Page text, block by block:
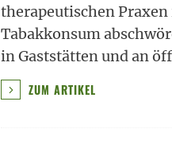
therapeutischen
Tabakkonsum
in Gaststätten und an
ZUM ARTIKEL